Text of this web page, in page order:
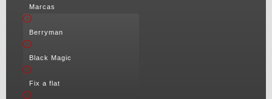
Marcas
Berryman
Black Magic
Fix a flat